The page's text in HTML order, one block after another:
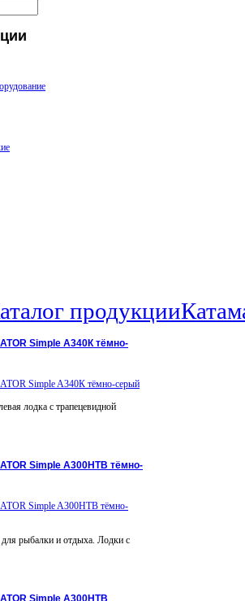
продукции
Simple A340К тёмно-
лодка с трапецевидной
Simple A300НТВ тёмно-
рыбалки и отдыха. Лодки с